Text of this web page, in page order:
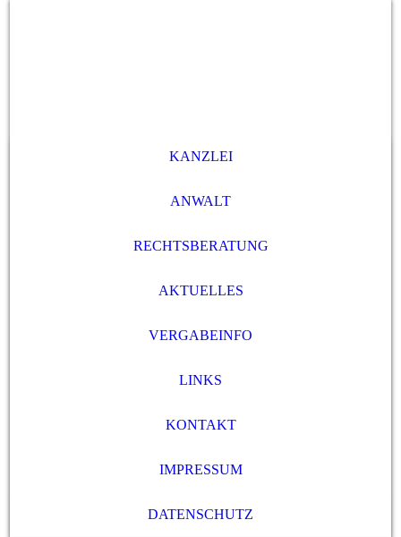
KANZLEI
ANWALT
RECHTSBERATUNG
AKTUELLES
VERGABEINFO
LINKS
KONTAKT
IMPRESSUM
DATENSCHUTZ